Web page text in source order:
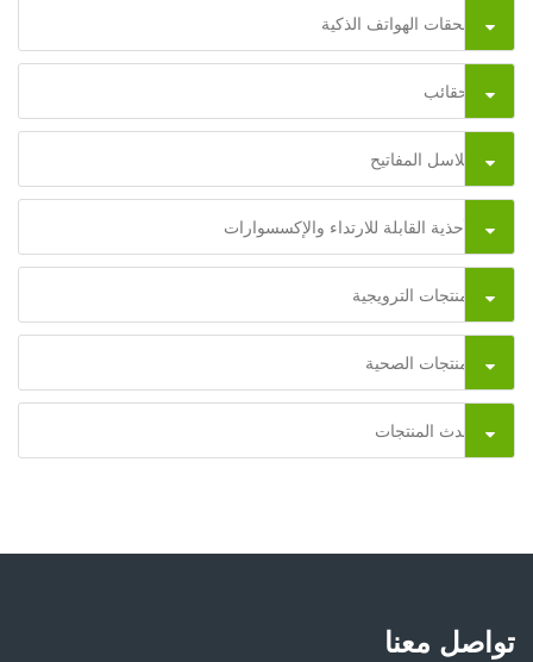
ملحقات الهواتف الذكية
الحقائب
سلاسل المفاتيح
الأحذية القابلة للارتداء والإكسسوارات
المنتجات الترويجية
المنتجات الصحية
أحدث المنتجات
تواصل معنا